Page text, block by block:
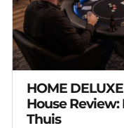
HOME
House
Thuis